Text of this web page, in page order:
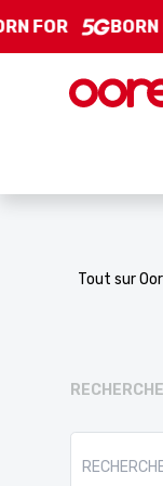
Saut au contenu
FOR BORN
Tout sur